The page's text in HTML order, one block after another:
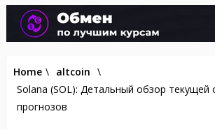
Home \ altcoin \
Solana (SOL): Детальный обзор текущей
прогнозов